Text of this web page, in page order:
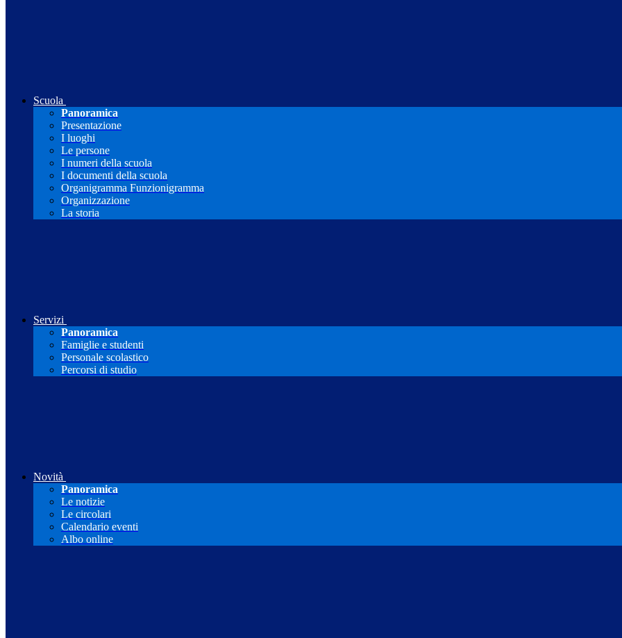
Scuola
Panoramica
Presentazione
I luoghi
Le persone
I numeri della scuola
I documenti della scuola
Organigramma Funzionigramma
Organizzazione
La storia
Servizi
Panoramica
Famiglie e studenti
Personale scolastico
Percorsi di studio
Novità
Panoramica
Le notizie
Le circolari
Calendario eventi
Albo online